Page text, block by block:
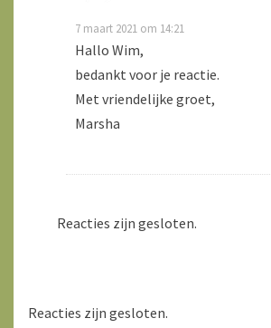
7 maart 2021 om 14:21
Hallo Wim,
bedankt voor je reactie.
Met vriendelijke groet,
Marsha
Reacties zijn gesloten.
Reacties zijn gesloten.